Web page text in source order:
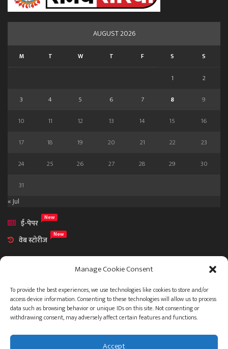
Manage Cookie Consent
To provide the best experiences, we use technologies like cookies to store and/or
access device information. Consenting to these technologies will allow us to process
data such as browsing behavior or unique IDs on this site. Not consenting or
withdrawing consent, may adversely affect certain features and functions.
Accept
AUGUST 2026
M T W T F S S
1
2
3
4 5 6 7 8
9
10
11 12 13 14 15
16
17
18 19 20 21 22
23
24
25 26 27 28 29
30
31
« Jul
ई-पेपर
New
वेब स्टोरीज New
आमच्या विषयी
संपर्क